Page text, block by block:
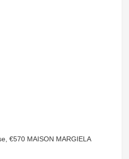
€570 MAISON MARGIELA